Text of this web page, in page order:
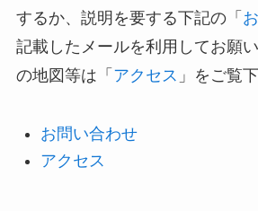
するか、説明を要する下記の「
記載したメールを利用してお願
の地図等は「 アクセス 」をご覧
お問い合わせ
アクセス